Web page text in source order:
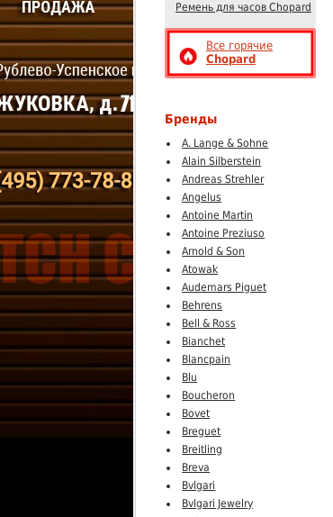
Ремень для часов Chopard
Все горячие
Chopard
Бренды
A. Lange & Sohne
Alain Silberstein
Andreas Strehler
Angelus
Antoine Martin
Antoine Preziuso
Arnold & Son
Atowak
Audemars Piguet
Behrens
Bell & Ross
Bianchet
Blancpain
Blu
Boucheron
Bovet
Breguet
Breitling
Breva
Bvlgari
Bvlgari Jewelry